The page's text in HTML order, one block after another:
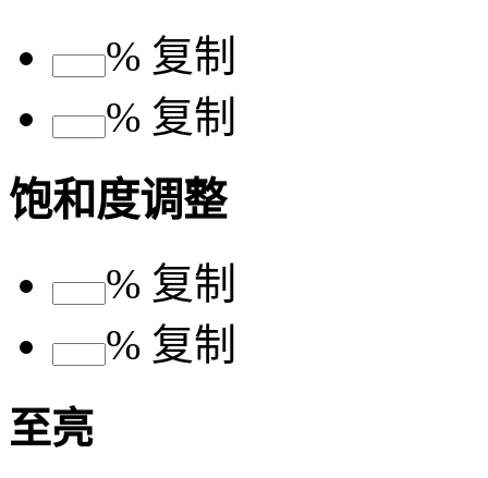
% 复制
% 复制
饱和度调整
% 复制
% 复制
至亮